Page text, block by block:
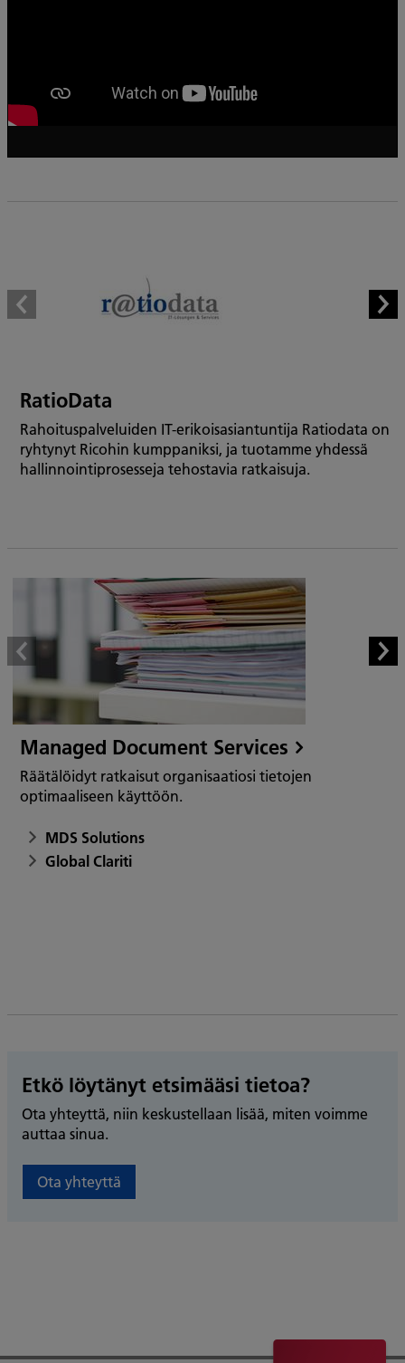
RatioData
Rahoituspalveluiden IT-erikoisasiantuntija Ratiodata on
ryhtynyt Ricohin kumppaniksi, ja tuotamme yhdessä
hallinnointiprosesseja tehostavia ratkaisuja.
Managed Document Services
Räätälöidyt ratkaisut organisaatiosi tietojen
optimaaliseen käyttöön.
MDS Solutions
Global Clariti
Etkö löytänyt etsimääsi tietoa?
Ota yhteyttä, niin keskustellaan lisää, miten voimme
auttaa sinua.
Ota yhteyttä